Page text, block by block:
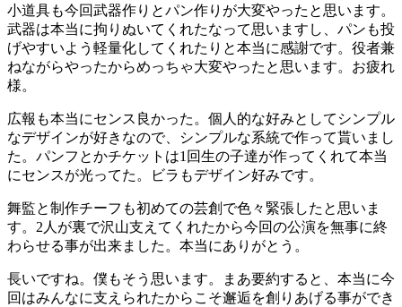
小道具も今回武器作りとパン作りが大変やったと思います。
武器は本当に拘りぬいてくれたなって思いますし、パンも投
げやすいよう軽量化してくれたりと本当に感謝です。役者兼
ねながらやったからめっちゃ大変やったと思います。お疲れ
様。
広報も本当にセンス良かった。個人的な好みとしてシンプル
なデザインが好きなので、シンプルな系統で作って貰いまし
た。パンフとかチケットは1回生の子達が作ってくれて本当
にセンスが光ってた。ビラもデザイン好みです。
舞監と制作チーフも初めての芸創で色々緊張したと思いま
す。2人が裏で沢山支えてくれたから今回の公演を無事に終
わらせる事が出来ました。本当にありがとう。
長いですね。僕もそう思います。まあ要約すると、本当に今
回はみんなに支えられたからこそ邂逅を創りあげる事ができ